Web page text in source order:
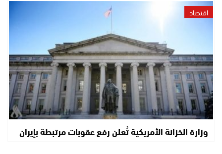
اقتصاد
وزارة الخزانة الأمريكية تُعلن رفع عقوبات مرتبطة بإيران